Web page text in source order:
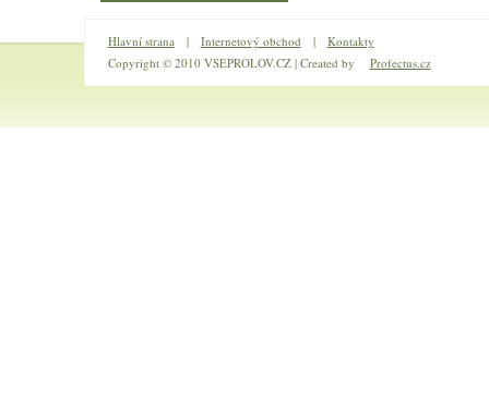
Hlavní strana | Internetový obchod |
Kontakty
Copyright © 2010 VSEPROLOV.CZ | Created by
Profectus.cz